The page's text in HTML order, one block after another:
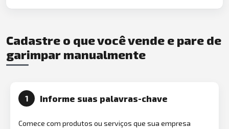
Cadastre o que você vende e pare de
garimpar manualmente
1 Informe suas palavras-chave
Comece com produtos ou serviços que sua empresa